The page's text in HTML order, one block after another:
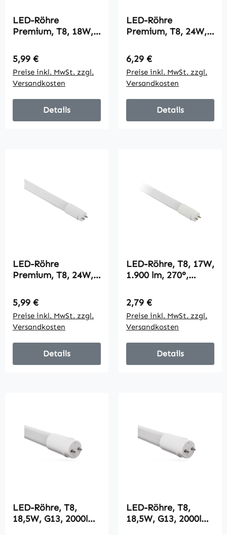
LED-Röhre
Premium, T8, 18W,
120cm,
tageslichtweiß
Regulärer Preis:
5,99 €
Preise inkl. MwSt. zzgl.
Versandkosten
Details
LED-Röhre
Premium, T8, 24W,
150cm, neutralweiß
Regulärer Preis:
6,29 €
Preise inkl. MwSt. zzgl.
Versandkosten
Details
LED-Röhre
Premium, T8, 24W,
150cm,
tageslichtweiß
Regulärer Preis:
5,99 €
Preise inkl. MwSt. zzgl.
Versandkosten
Details
LED-Röhre, T8, 17W,
1.900 lm, 270°,
Regulärer Preis:
2,79 €
Preise inkl. MwSt. zzgl.
Versandkosten
Details
LED-Röhre, T8,
18,5W, G13, 2000lm,
LED-Röhre, T8,
18,5W, G13, 2000lm,